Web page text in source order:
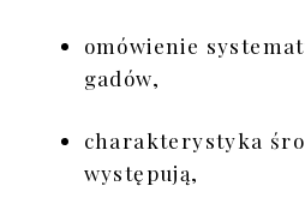
omówienie
gadów,
charakterystyka
występują,